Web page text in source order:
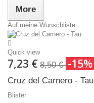
More
Auf meine Wunschliste
Quick view
7,23 € 8,50 € -15%
Cruz del Carnero - Tau
Blister